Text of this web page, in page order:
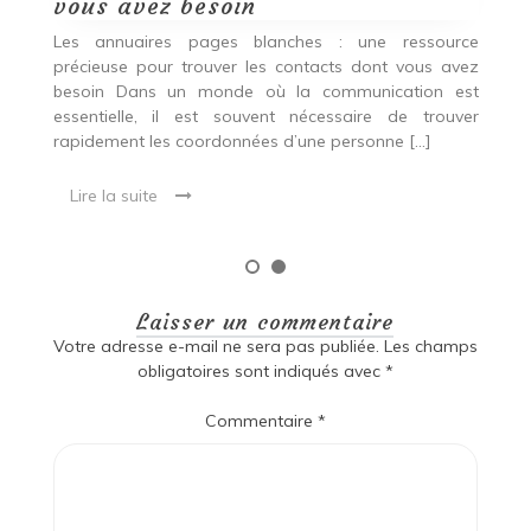
Dans un monde numérique où les informations sont
abondantes, il peut parfois être difficile de trouver les
coordonnées d’une personne ou d’une entreprise.
C’est là qu’intervient l’annuaire page blanche, un outil
précieux pour retrouver rapidement […]
Lire la suite
Laisser un commentaire
Votre adresse e-mail ne sera pas publiée. Les champs
obligatoires sont indiqués avec *
Commentaire *